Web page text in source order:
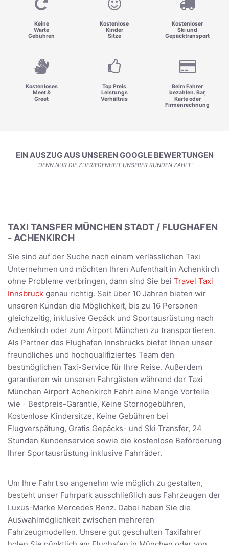
Keine
Warte
Gebühren
Kostenlose
Kinder
Sitze
Kostenloser
Ski und
Gepäcktransport
Kostenloses
Meet &
Greet
Top Preis
Leistungs
Verhältnis
Beim Fahrer
bezahlen. Bar,
Karte oder
Firmenrechnung
EIN AUSZUG AUS UNSEREN GOOGLE BEWERTUNGEN
"DENN NUR DIE ZUFRIEDENHEIT UNSERER KUNDEN ZÄHLT"
TAXI TANSFER MÜNCHEN STADT / FLUGHAFEN
- ACHENKIRCH
Sie sind auf der Suche nach einem verlässlichen Taxi
Unternehmen und möchten Ihren Aufenthalt in Achenkirch
ohne Probleme verbringen, dann sind Sie bei Travel Taxi
Innsbruck genau richtig. Seit über 10 Jahren bieten wir
unseren Kunden die Möglichkeit, bis zu 16 Personen
gleichzeitig, inklusive Gepäck und Sportausrüstung nach
Achenkirch oder zum Airport München zu transportieren.
Als Partner des Flughafen Innsbrucks bietet Ihnen unser
freundliches und hochqualifiziertes Team den
bestmöglichen Taxi-Service für Ihre Reise. Außerdem
garantieren wir unseren Fahrgästen während der Taxi
München Airport Achenkirch Fahrt eine Menge Vorteile
wie - Bestpreis-Garantie, Keine Stornogebühren,
Kostenlose Kindersitze, Keine Gebühren bei
Flugverspätung, Gratis Gepäcks- und Ski Transfer, 24
Stunden Kundenservice sowie die kostenlose Beförderung
Ihrer Sportausrüstung inklusive Fahrräder.
Um Ihre Fahrt so angenehm wie möglich zu gestalten,
besteht unser Fuhrpark ausschließlich aus Fahrzeugen der
Luxus-Marke Mercedes Benz. Dabei haben Sie die
Auswahlmöglichkeit zwischen mehreren
Fahrzeugmodellen. Unsere gut geschulten Taxifahrer